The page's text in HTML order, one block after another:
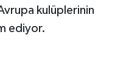
kulüplerinin
ediyor.